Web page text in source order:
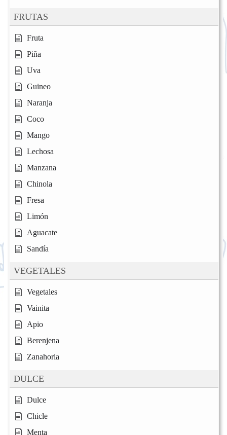
FRUTAS
Fruta
Piña
Uva
Guineo
Naranja
Coco
Mango
Lechosa
Manzana
Chinola
Fresa
Limón
Aguacate
Sandía
VEGETALES
Vegetales
Vainita
Apio
Berenjena
Zanahoria
DULCE
Dulce
Chicle
Menta